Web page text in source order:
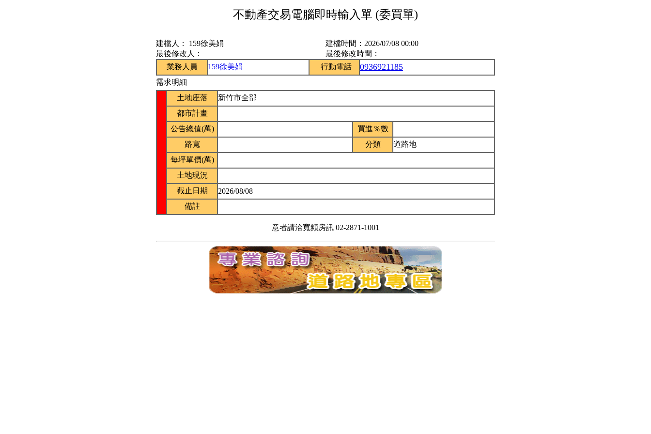
不動產交易電腦即時輸入單 (委買單)
建檔人： 159徐美娟 建檔時間： 2026/07/08 00:00
最後修改人：
最後修改時間：
業務人員
159徐美娟 行動電話 0936921185
需求明細
土地座落
新竹市全部
都市計畫
公告總值(萬)
買進％數
路寬
分類
道路地
每坪單價(萬)
土地現況
截止日期
2026/08/08
備註
意者請洽寬頻房訊 02-2871-1001